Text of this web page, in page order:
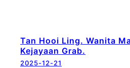
Tan Hooi Ling. Wanita
Kejayaan Grab.
2025-12-21